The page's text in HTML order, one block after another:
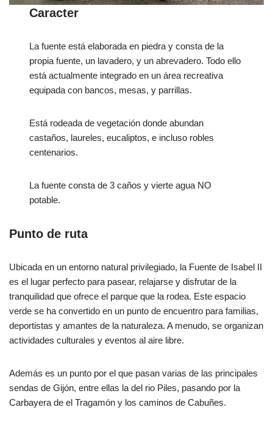
Caracter
La fuente está elaborada en piedra y consta de la
propia fuente, un lavadero, y un abrevadero. Todo ello
está actualmente integrado en un área recreativa
equipada con bancos, mesas, y parrillas.
Está rodeada de vegetación donde abundan
castaños, laureles, eucaliptos, e incluso robles
centenarios.
La fuente consta de 3 caños y vierte agua NO
potable.
Punto de ruta
Ubicada en un entorno natural privilegiado, la Fuente de Isabel II
es el lugar perfecto para pasear, relajarse y disfrutar de la
tranquilidad que ofrece el parque que la rodea. Este espacio
verde se ha convertido en un punto de encuentro para familias,
deportistas y amantes de la naturaleza. A menudo, se organizan
actividades culturales y eventos al aire libre.
Además es un punto por el que pasan varias de las principales
sendas de Gijón, entre ellas la del rio Piles, pasando por la
Carbayera de el Tragamón y los caminos de Cabuñes.